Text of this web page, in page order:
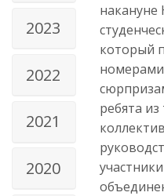
2023
2022
2021
2020
накануне
который
ребята